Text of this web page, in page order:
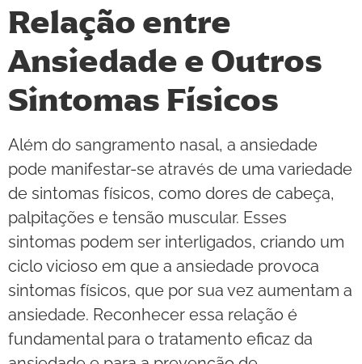
Relação entre
Ansiedade e Outros
Sintomas Físicos
Além do sangramento nasal, a ansiedade
pode manifestar-se através de uma variedade
de sintomas físicos, como dores de cabeça,
palpitações e tensão muscular. Esses
sintomas podem ser interligados, criando um
ciclo vicioso em que a ansiedade provoca
sintomas físicos, que por sua vez aumentam a
ansiedade. Reconhecer essa relação é
fundamental para o tratamento eficaz da